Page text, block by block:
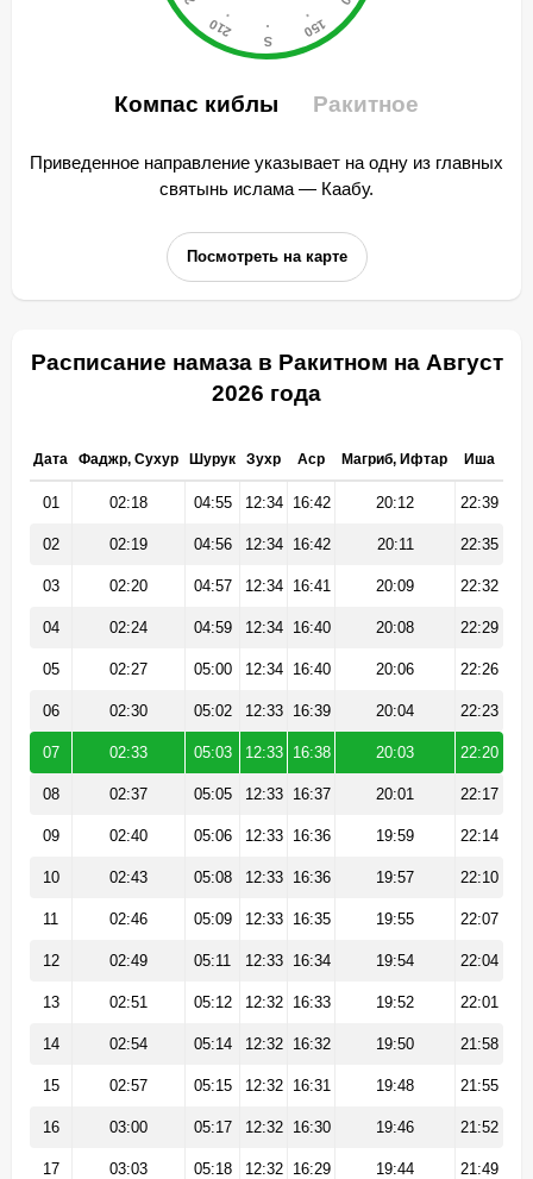
Компас киблы Ракитное
Приведенное направление указывает на одну из главных
святынь ислама — Каабу.
Посмотреть на карте
Расписание намаза в Ракитном на Август
2026 года
Дата Фаджр, Сухур Шурук Зухр Аср Магриб, Ифтар Иша
01 02:18 04:55 12:34 16:42 20:12 22:39
02 02:19 04:56 12:34 16:42 20:11 22:35
03 02:20 04:57 12:34 16:41 20:09 22:32
04 02:24 04:59 12:34 16:40 20:08 22:29
05 02:27 05:00 12:34 16:40 20:06 22:26
06 02:30 05:02 12:33 16:39 20:04 22:23
07 02:33 05:03 12:33 16:38 20:03 22:20
08 02:37 05:05 12:33 16:37 20:01 22:17
09 02:40 05:06 12:33 16:36 19:59 22:14
10 02:43 05:08 12:33 16:36 19:57 22:10
11 02:46 05:09 12:33 16:35 19:55 22:07
12 02:49 05:11 12:33 16:34 19:54 22:04
13 02:51 05:12 12:32 16:33 19:52 22:01
14 02:54 05:14 12:32 16:32 19:50 21:58
15 02:57 05:15 12:32 16:31 19:48 21:55
16 03:00 05:17 12:32 16:30 19:46 21:52
17 03:03 05:18 12:32 16:29 19:44 21:49